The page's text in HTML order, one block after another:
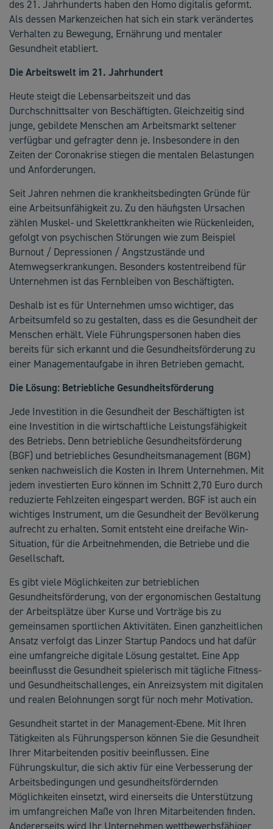
des 21. Jahrhunderts haben den Homo digitalis geformt.
Als dessen Markenzeichen hat sich ein stark verändertes
Verhalten zu Bewegung, Ernährung und mentaler
Gesundheit etabliert.
Die Arbeitswelt im 21. Jahrhundert
Heute steigt die Lebensarbeitszeit und das
Durchschnittsalter von Beschäftigten. Gleichzeitig sind
junge, gebildete Menschen am Arbeitsmarkt seltener
verfügbar und gefragter denn je. Insbesondere in den
Zeiten der Coronakrise stiegen die mentalen Belastungen
und Anforderungen.
Seit Jahren nehmen die krankheitsbedingten Gründe für
eine Arbeitsunfähigkeit zu. Zu den häufigsten Ursachen
zählen Muskel- und Skelettkrankheiten wie Rückenleiden,
gefolgt von psychischen Störungen wie zum Beispiel
Burnout / Depressionen / Angstzustände und
Atemwegserkrankungen. Besonders kostentreibend für
Unternehmen ist das Fernbleiben von Beschäftigten.
Deshalb ist es für Unternehmen umso wichtiger, das
Arbeitsumfeld so zu gestalten, dass es die Gesundheit der
Menschen erhält. Viele Führungspersonen haben dies
bereits für sich erkannt und die Gesundheitsförderung zu
einer Managementaufgabe in ihren Betrieben gemacht.
Die Lösung: Betriebliche Gesundheitsförderung
Jede Investition in die Gesundheit der Beschäftigten ist
eine Investition in die wirtschaftliche Leistungsfähigkeit
des Betriebs. Denn betriebliche Gesundheitsförderung
(BGF) und betriebliches Gesundheitsmanagement (BGM)
senken nachweislich die Kosten in Ihrem Unternehmen. Mit
jedem investierten Euro können im Schnitt 2,70 Euro durch
reduzierte Fehlzeiten eingespart werden. BGF ist auch ein
wichtiges Instrument, um die Gesundheit der Bevölkerung
aufrecht zu erhalten. Somit entsteht eine dreifache Win-
Situation, für die Arbeitnehmenden, die Betriebe und die
Gesellschaft.
Es gibt viele Möglichkeiten zur betrieblichen
Gesundheitsförderung, von der ergonomischen Gestaltung
der Arbeitsplätze über Kurse und Vorträge bis zu
gemeinsamen sportlichen Aktivitäten. Einen ganzheitlichen
Ansatz verfolgt das Linzer Startup Pandocs und hat dafür
eine umfangreiche digitale Lösung gestaltet. Eine App
beeinflusst die Gesundheit spielerisch mit tägliche Fitness-
und Gesundheitschallenges, ein Anreizsystem mit digitalen
und realen Belohnungen sorgt für noch mehr Motivation.
Gesundheit startet in der Management-Ebene. Mit Ihren
Tätigkeiten als Führungsperson können Sie die Gesundheit
Ihrer Mitarbeitenden positiv beeinflussen. Eine
Führungskultur, die sich aktiv für eine Verbesserung der
Arbeitsbedingungen und gesundheitsfördernden
Möglichkeiten einsetzt, wird einerseits die Unterstützung
im umfangreichen Maße von Ihren Mitarbeitenden finden.
Andererseits wird Ihr Unternehmen wettbewerbsfähiger